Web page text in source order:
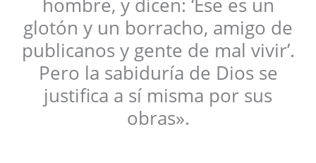
glotón y un borracho, amigo de
publicanos y gente de mal vivir’.
Pero la sabiduría de Dios se
justifica a sí misma por sus
obras».